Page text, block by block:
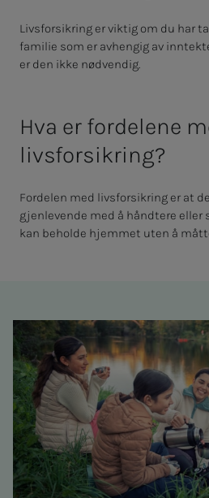
Livsforsikring er viktig om du har
familie som er avhengig av
er den ikke nødvendig.
Hva er fordelene
livsforsikring?
Fordelen med livsforsikring er at
gjenlevende med å håndtere eller
kan beholde hjemmet uten å